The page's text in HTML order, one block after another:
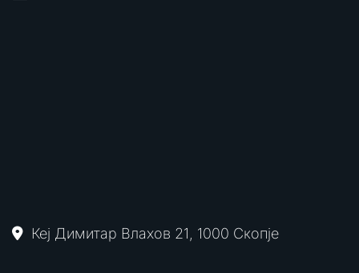
Кеј Димитар Влахов 21, 1000 Скопје